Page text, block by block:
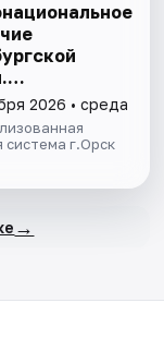
2026 • среда
система г.Орск
→